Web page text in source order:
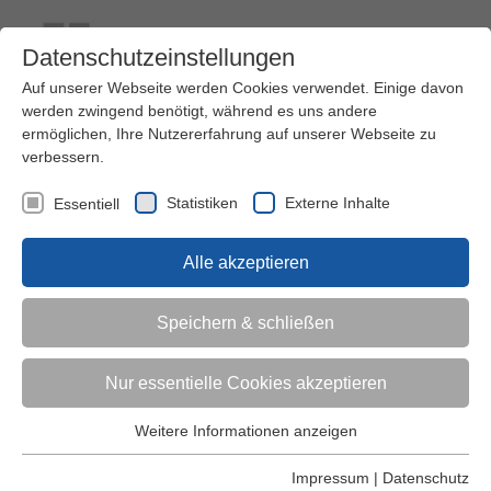
Kontakt Ihre Meinung ist uns wichtig!
Kinder (0-6)
Grundschulkinder
Jugendliche
Datenschutzeinstellungen
Auf unserer Webseite werden Cookies verwendet. Einige davon
werden zwingend benötigt, während es uns andere
ermöglichen, Ihre Nutzererfahrung auf unserer Webseite zu
verbessern.
Essentiell Statistiken Externe Inhalte
Alle akzeptieren
Speichern & schließen
Nur essentielle Cookies akzeptieren
Essentielle Cookies werden für grundlegende Funktionen der
Weitere Informationen anzeigen
Impressum | Datenschutz